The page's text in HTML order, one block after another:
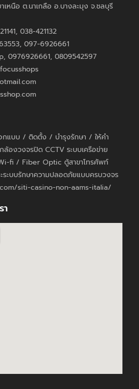
หนือ ต.นาเกลือ อ.บางละมุง จ.ชลบุรี
038-421132
097-6926661
0976926661, 0809542597
แบบ / ติดตั้ง / บำรุงรักษา / ให้คำ
ล้องวงจรปิด CCTV ระบบเครือข่าย
fi / Fiber Optic ตู้สาขาโทรศัพท์
ะระบบรักษาความปลอดภัยแบบครบวงจร
siti-casino-non-aams-italia/
า